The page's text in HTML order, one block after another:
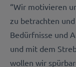
“Wir motivieren
zu betrachten
Bedürfnisse und
und mit dem
wollen wir